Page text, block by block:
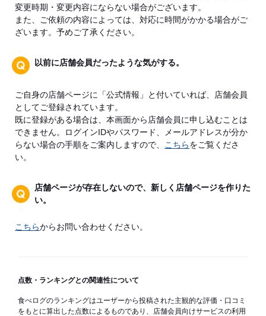
変更時期・変更内容にならない場合がございます。
また、ご依頼の内容によっては、対応に時間がかかる場合がご
ざいます。予めご了承ください。
以前に店舗会員だったような気がする。
ご自身の店舗ページに「公式情報」と付いていれば、店舗会員
としてご登録されています。
既に登録がある場合は、本画面から店舗会員に申し込むことは
できません。ログインIDやパスワード、メールアドレスが分か
らない場合の手順をご案内しますので、
こちらをご覧くださ
い。
店舗ページが存在しないので、新しく店舗ページを作りた
い。
こちらからお問い合わせください。
点数・ランキングとの関連性について
食べログのランキングはユーザーから投稿された主観的な評価・口コミ
をもとに算出した点数によるものであり、店舗会員向けサービスの利用